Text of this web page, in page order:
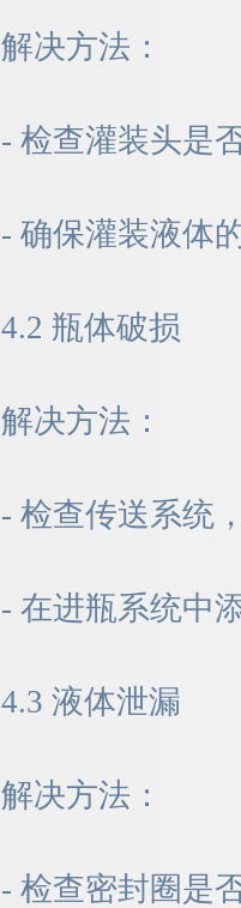
解决方法：
- 检查灌装头是
- 确保灌装液体
4.2 瓶体破损
解决方法：
- 检查传送系统
- 在进瓶系统中
4.3 液体泄漏
解决方法：
- 检查密封圈是